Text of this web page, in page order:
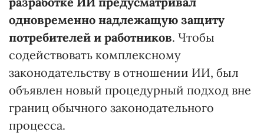
одновременно надлежащую защиту
потребителей и работников. Чтобы
содействовать комплексному
законодательству в отношении ИИ, был
объявлен новый процедурный подход вне
границ обычного законодательного
процесса.